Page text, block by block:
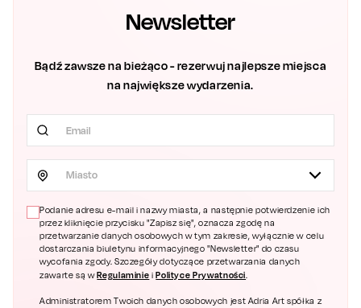
Newsletter
Bądź zawsze na bieżąco - rezerwuj najlepsze miejsca
na największe wydarzenia.
Miasto
Podanie adresu e-mail i nazwy miasta, a następnie potwierdzenie ich
przez kliknięcie przycisku "Zapisz się", oznacza zgodę na
przetwarzanie danych osobowych w tym zakresie, wyłącznie w celu
dostarczania biuletynu informacyjnego "Newsletter" do czasu
wycofania zgody. Szczegóły dotyczące przetwarzania danych
zawarte są wRegulaminie iPolityce Prywatności.
Administratorem Twoich danych osobowych jest Adria Art spółka z